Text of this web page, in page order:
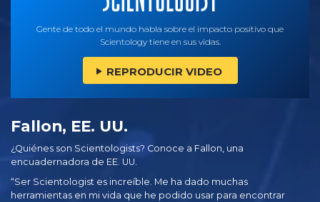
Gente de todo el mundo habla sobre el impacto positivo que
Scientology tiene en sus vidas.
REPRODUCIR VIDEO
Fallon, EE. UU.
¿Quiénes son Scientologists? Conoce a Fallon, una
encuadernadora de EE. UU.
“Ser Scientologist es increíble. Me ha dado muchas
herramientas en mi vida que he podido usar para encontrar